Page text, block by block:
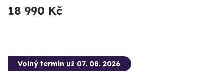
18 990 Kč
Volný termín už 07. 08. 2026